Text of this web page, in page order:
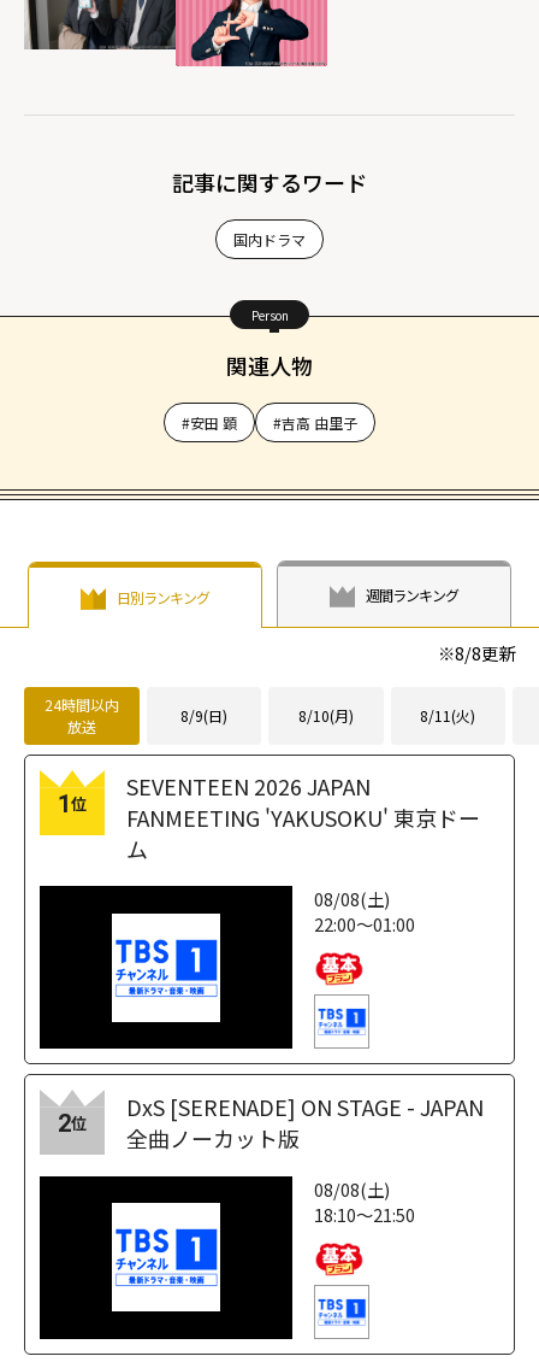
記事に関するワード
国内ドラマ
Person
関連人物
#安田 顕 #吉高 由里子
日別ランキング 週間ランキング
※8/8更新
24時間以内
放送
8/9(日) 8/10(月) 8/11(火)
1位
SEVENTEEN 2026 JAPAN
FANMEETING 'YAKUSOKU' 東京ドー
ム
08/08(土)
22:00～01:00
2位
DxS [SERENADE] ON STAGE - JAPAN
全曲ノーカット版
08/08(土)
18:10～21:50